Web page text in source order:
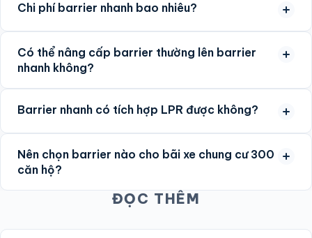
Chi phí barrier nhanh bao nhiêu?
Có thể nâng cấp barrier thường lên barrier
nhanh không?
Barrier nhanh có tích hợp LPR được không?
Nên chọn barrier nào cho bãi xe chung cư 300
căn hộ?
ĐỌC THÊM